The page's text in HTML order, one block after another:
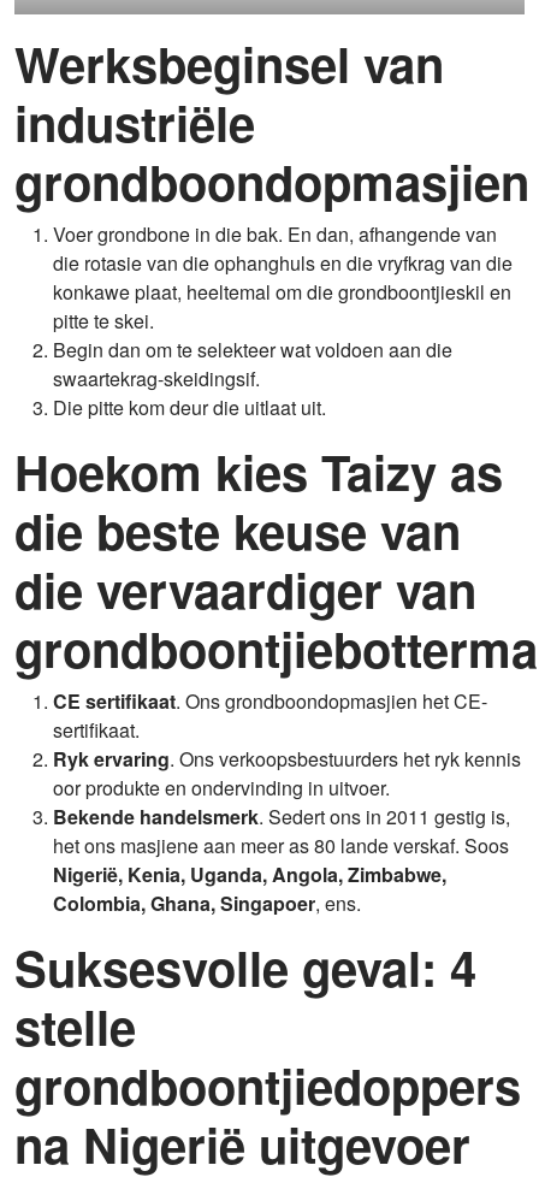
Werksbeginsel van
industriële
grondboondopmasjien
Voer grondbone in die bak. En dan, afhangende van
die rotasie van die ophanghuls en die vryfkrag van die
konkawe plaat, heeltemal om die grondboontjieskil en
pitte te skei.
Begin dan om te selekteer wat voldoen aan die
swaartekrag-skeidingsif.
Die pitte kom deur die uitlaat uit.
Hoekom kies Taizy as
die beste keuse van
die vervaardiger van
CE sertifikaat. Ons grondboondopmasjien het CE-
sertifikaat.
Ryk ervaring. Ons verkoopsbestuurders het ryk kennis
oor produkte en ondervinding in uitvoer.
Bekende handelsmerk. Sedert ons in 2011 gestig is,
het ons masjiene aan meer as 80 lande verskaf. Soos
Nigerië, Kenia, Uganda, Angola, Zimbabwe,
Colombia, Ghana, Singapoer, ens.
Suksesvolle geval: 4
stelle
grondboontjiedoppers
na Nigerië uitgevoer